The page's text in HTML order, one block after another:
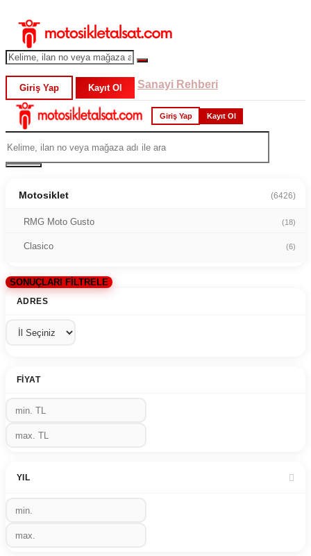
Giriş Yap Kayıt Ol Sanayi Rehberi
Giriş Yap Kayıt Ol
Motosiklet (6426)
RMG Moto Gusto (18)
Clasico (6)
SONUÇLARI FİLTRELE
ADRES
FIYAT
YIL